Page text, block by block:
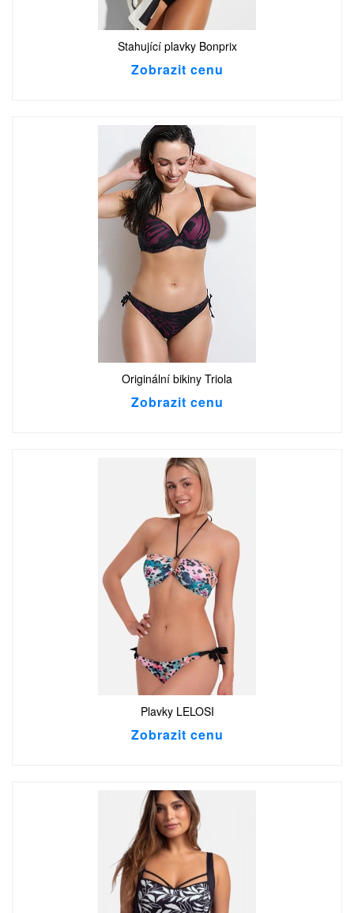
Stahující plavky Bonprix
Zobrazit cenu
Originální bikiny Triola
Zobrazit cenu
Plavky LELOSI
Zobrazit cenu